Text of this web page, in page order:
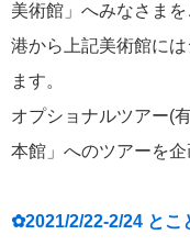
美術館」へみなさまを
港から上記美術館に
ます。
オプショナルツアー(
本館」へのツアーを企
✿2021/2/22-2/24 とこ